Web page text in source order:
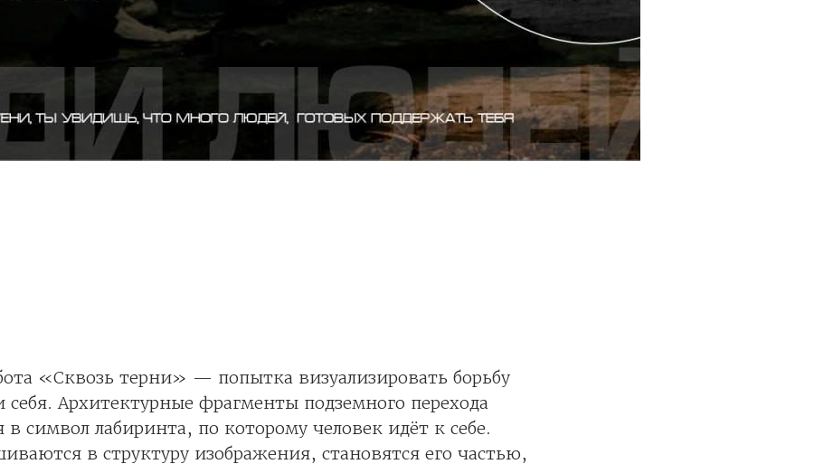
«Сквозь терни» — попытка визуализировать борьбу
себя. Архитектурные фрагменты подземного перехода
символ лабиринта, по которому человек идёт к себе.
в структуру изображения, становятся его частью,